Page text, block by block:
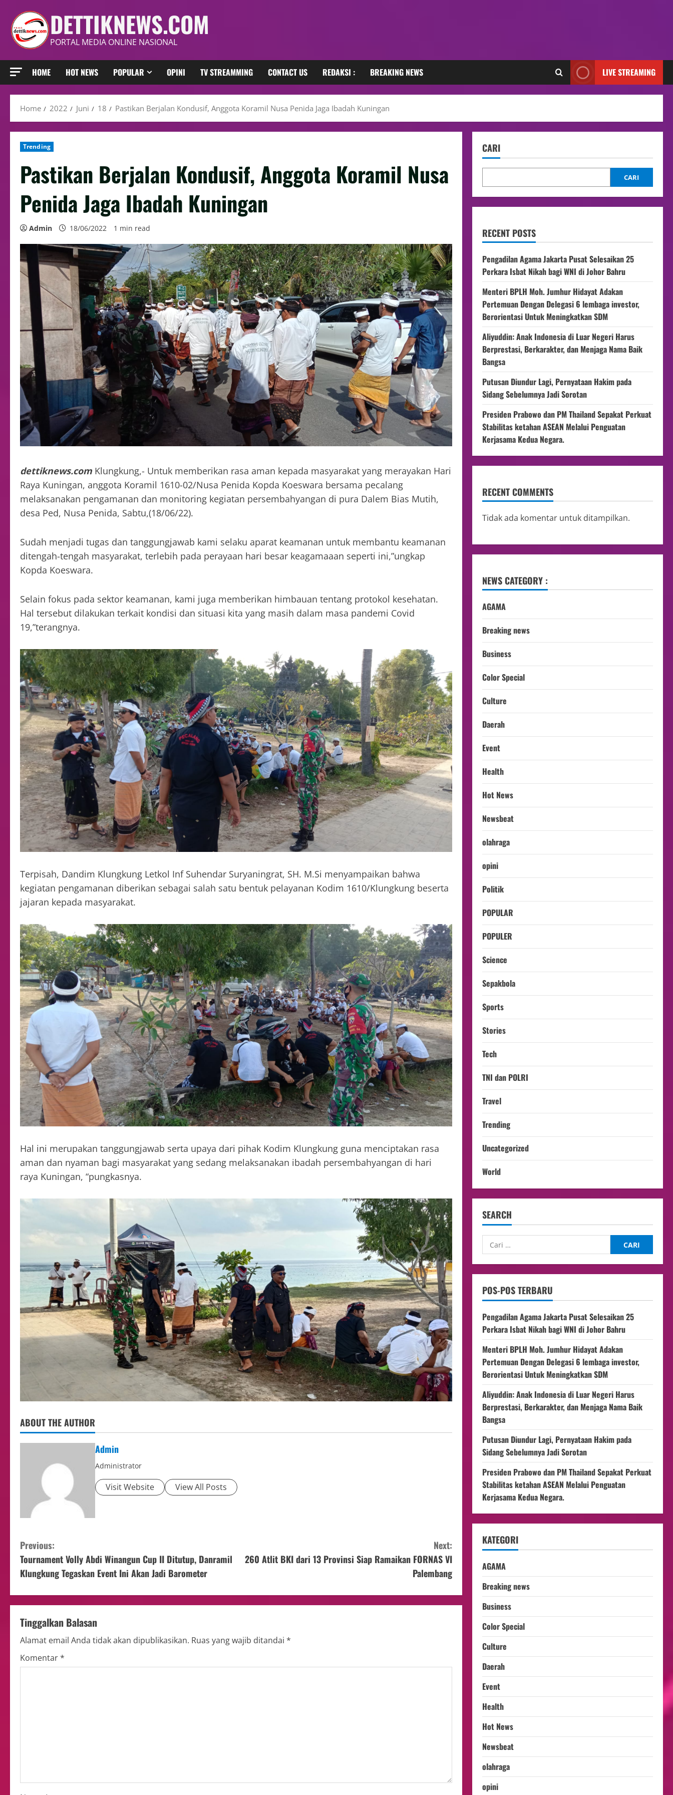
DETTIKNEWS.COM
PORTAL MEDIA ONLINE NASIONAL
HOME HOT NEWS POPULAR OPINI TV STREAMMING CONTACT US REDAKSI : BREAKING NEWS LIVE STREAMING
Home 2022 Juni 18 Pastikan Berjalan Kondusif, Anggota Koramil Nusa Penida Jaga Ibadah Kuningan
Trending
Pastikan Berjalan Kondusif, Anggota Koramil Nusa
Penida Jaga Ibadah Kuningan
Admin 18/06/2022 1 min read
dettiknews.com Klungkung,- Untuk memberikan rasa aman kepada masyarakat yang merayakan Hari
Raya Kuningan, anggota Koramil 1610-02/Nusa Penida Kopda Koeswara bersama pecalang
melaksanakan pengamanan dan monitoring kegiatan persembahyangan di pura Dalem Bias Mutih,
desa Ped, Nusa Penida, Sabtu,(18/06/22).
Sudah menjadi tugas dan tanggungjawab kami selaku aparat keamanan untuk membantu keamanan
ditengah-tengah masyarakat, terlebih pada perayaan hari besar keagamaaan seperti ini,”ungkap
Kopda Koeswara.
Selain fokus pada sektor keamanan, kami juga memberikan himbauan tentang protokol kesehatan.
Hal tersebut dilakukan terkait kondisi dan situasi kita yang masih dalam masa pandemi Covid
19,”terangnya.
Terpisah, Dandim Klungkung Letkol Inf Suhendar Suryaningrat, SH. M.Si menyampaikan bahwa
kegiatan pengamanan diberikan sebagai salah satu bentuk pelayanan Kodim 1610/Klungkung beserta
jajaran kepada masyarakat.
Hal ini merupakan tanggungjawab serta upaya dari pihak Kodim Klungkung guna menciptakan rasa
aman dan nyaman bagi masyarakat yang sedang melaksanakan ibadah persembahyangan di hari
raya Kuningan, “pungkasnya.
ABOUT THE AUTHOR
Admin
Administrator
Visit Website View All Posts
Previous:
Tournament Volly Abdi Winangun Cup II Ditutup, Danramil
Klungkung Tegaskan Event Ini Akan Jadi Barometer
Next:
260 Atlit BKI dari 13 Provinsi Siap Ramaikan FORNAS VI
Palembang
Tinggalkan Balasan
Alamat email Anda tidak akan dipublikasikan. Ruas yang wajib ditandai *
Komentar*
CARI
CARI
RECENT POSTS
Pengadilan Agama Jakarta Pusat Selesaikan 25
Perkara Isbat Nikah bagi WNI di Johor Bahru
Menteri BPLH Moh. Jumhur Hidayat Adakan
Pertemuan Dengan Delegasi 6 lembaga investor,
Berorientasi Untuk Meningkatkan SDM
Aliyuddin: Anak Indonesia di Luar Negeri Harus
Berprestasi, Berkarakter, dan Menjaga Nama Baik
Bangsa
Putusan Diundur Lagi, Pernyataan Hakim pada
Sidang Sebelumnya Jadi Sorotan
Presiden Prabowo dan PM Thailand Sepakat Perkuat
Stabilitas ketahan ASEAN Melalui Penguatan
Kerjasama Kedua Negara.
RECENT COMMENTS
Tidak ada komentar untuk ditampilkan.
NEWS CATEGORY :
AGAMA
Breaking news
Business
Color Special
Culture
Daerah
Event
Health
Hot News
Newsbeat
olahraga
opini
Politik
POPULAR
POPULER
Science
Sepakbola
Sports
Stories
Tech
TNI dan POLRI
Travel
Trending
Uncategorized
World
SEARCH
POS-POS TERBARU
Pengadilan Agama Jakarta Pusat Selesaikan 25
Perkara Isbat Nikah bagi WNI di Johor Bahru
Menteri BPLH Moh. Jumhur Hidayat Adakan
Pertemuan Dengan Delegasi 6 lembaga investor,
Berorientasi Untuk Meningkatkan SDM
Aliyuddin: Anak Indonesia di Luar Negeri Harus
Berprestasi, Berkarakter, dan Menjaga Nama Baik
Bangsa
Putusan Diundur Lagi, Pernyataan Hakim pada
Sidang Sebelumnya Jadi Sorotan
Presiden Prabowo dan PM Thailand Sepakat Perkuat
Stabilitas ketahan ASEAN Melalui Penguatan
Kerjasama Kedua Negara.
KATEGORI
AGAMA
Breaking news
Business
Color Special
Culture
Daerah
Event
Health
Hot News
Newsbeat
olahraga
opini